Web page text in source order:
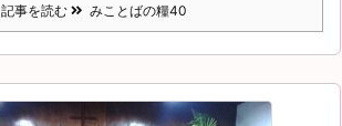
記事を読む みことばの糧40